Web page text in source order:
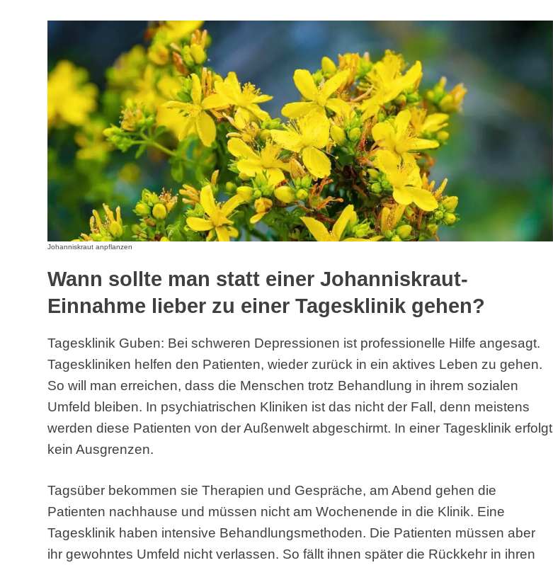
Johanniskraut anpflanzen
Wann sollte man statt einer Johanniskraut-
Einnahme lieber zu einer Tagesklinik gehen?
Tagesklinik Guben: Bei schweren Depressionen ist professionelle Hilfe angesagt.
Tageskliniken helfen den Patienten, wieder zurück in ein aktives Leben zu gehen.
So will man erreichen, dass die Menschen trotz Behandlung in ihrem sozialen
Umfeld bleiben. In psychiatrischen Kliniken ist das nicht der Fall, denn meistens
werden diese Patienten von der Außenwelt abgeschirmt. In einer Tagesklinik erfolgt
kein Ausgrenzen.
Tagsüber bekommen sie Therapien und Gespräche, am Abend gehen die
Patienten nachhause und müssen nicht am Wochenende in die Klinik. Eine
Tagesklinik haben intensive Behandlungsmethoden. Die Patienten müssen aber
ihr gewohntes Umfeld nicht verlassen. So fällt ihnen später die Rückkehr in ihren